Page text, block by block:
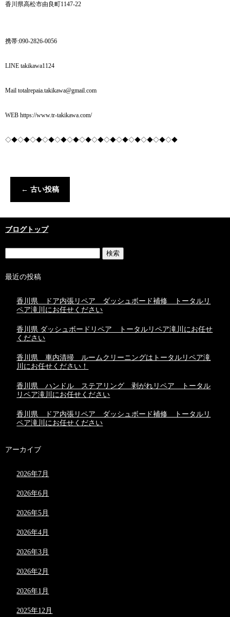
香川県高松市由良町1147-22
携帯:090-2826-0056
LINE takikawa1124
Mail totalrepaia.takikawa@gmail.com
WEB https://www.tr-takikawa.com/
◇◆◇◆◇◆◇◆◇◆◇◆◇◆◇◆◇◆◇◆◇◆◇◆◇◆◇◆
← 古い投稿
ブログトップ
最近の投稿
香川県 ドア内張リペア ダッシュボード補修 トータルリ
ペア滝川にお任せください
香川県 ダッシュボードリペア トータルリペア滝川にお任せ
ください
香川県 車内清掃 ルームクリーニングはトータルリペア滝
川にお任せください！
香川県 ハンドル ステアリング 剥がれリペア トータル
リペア滝川にお任せください
香川県 ドア内張リペア ダッシュボード補修 トータルリ
ペア滝川にお任せください
アーカイブ
2026年7月
2026年6月
2026年5月
2026年4月
2026年3月
2026年2月
2026年1月
2025年12月